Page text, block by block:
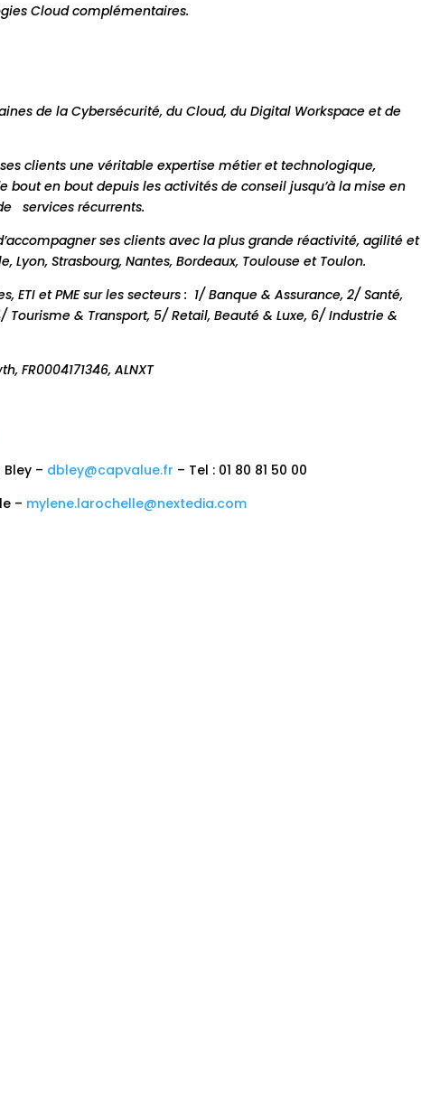
Cloud complémentaires.
de la Cybersécurité, du Cloud, du Digital Workspace et de
clients une véritable expertise métier et technologique,
bout en bout depuis les activités de conseil jusqu’à la mise en
services récurrents.
ses clients avec la plus grande réactivité, agilité et
Lyon, Strasbourg, Nantes, Bordeaux, Toulouse et Toulon.
ETI et PMEsur les secteurs : 1/ Banque & Assurance, 2/ Santé,
& Transport, 5/ Retail, Beauté & Luxe, 6/ Industrie &
FR0004171346, ALNXT
– dbley@capvalue.fr – Tel : 01 80 81 50 00
– mylene.larochelle@nextedia.com